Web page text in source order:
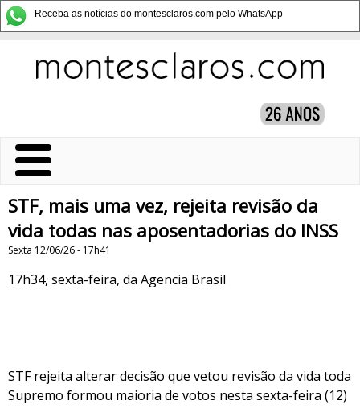
Receba as notícias do montesclaros.com pelo WhatsApp
STF, mais uma vez, rejeita revisão da
vida todas nas aposentadorias do INSS
Sexta 12/06/26 - 17h41
17h34, sexta-feira, da Agencia Brasil
STF rejeita alterar decisão que vetou revisão da vida toda
Supremo formou maioria de votos nesta sexta-feira (12)